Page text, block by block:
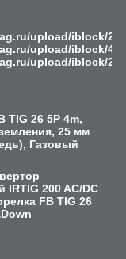
upload/iblock/
upload/iblock/
upload/iblock/
TIG 26 5P 4m,
25 мм
Газовый
IRTIG 200 AC/DC
FB TIG 26